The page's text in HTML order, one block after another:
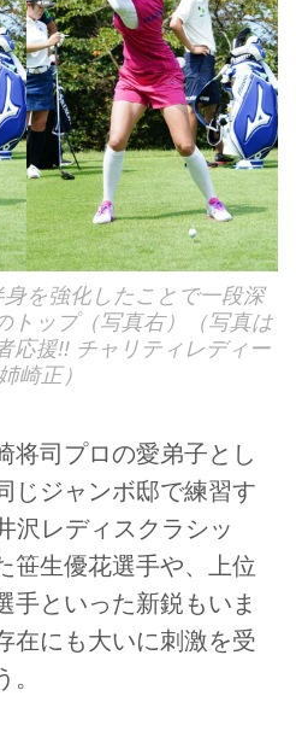
を強化したことで一段深
トップ（写真右）（写真は
応援!! チャリティレディー
崎正）
将司プロの愛弟子とし
じジャンボ邸で練習す
沢レディスクラシッ
笹生優花選手や、上位
手といった新鋭もいま
在にも大いに刺激を受